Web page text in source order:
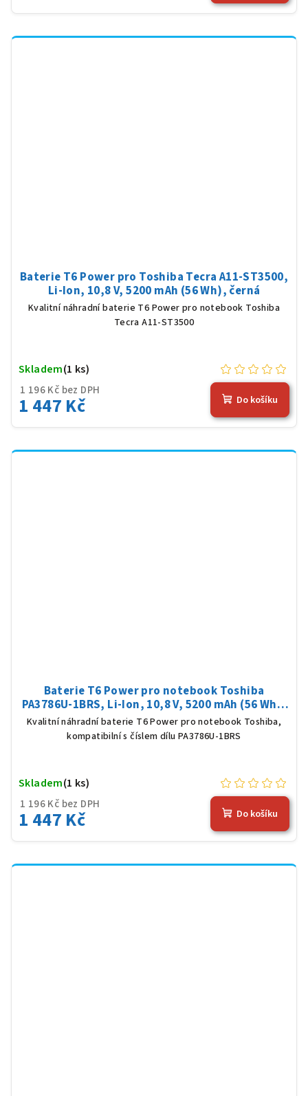
Baterie T6 Power pro Toshiba Tecra A11-ST3500,
Li-Ion, 10,8 V, 5200 mAh (56 Wh), černá
Kvalitní náhradní baterie T6 Power pro notebook Toshiba
Tecra A11-ST3500
1 196 Kč bez DPH
1 447 Kč
Skladem(1 ks)
Do košíku
Baterie T6 Power pro notebook Toshiba
PA3786U-1BRS, Li-Ion, 10,8 V, 5200 mAh (56 Wh),
černá
Kvalitní náhradní baterie T6 Power pro notebook Toshiba,
kompatibilní s číslem dílu PA3786U-1BRS
1 196 Kč bez DPH
1 447 Kč
Skladem(1 ks)
Do košíku